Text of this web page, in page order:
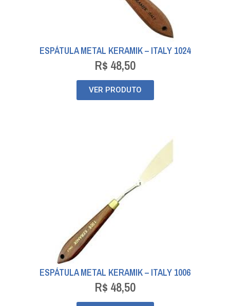
ESPÁTULA METAL KERAMIK – ITALY 1024
R$ 48,50
VER PRODUTO
ESPÁTULA METAL KERAMIK – ITALY 1006
R$ 48,50